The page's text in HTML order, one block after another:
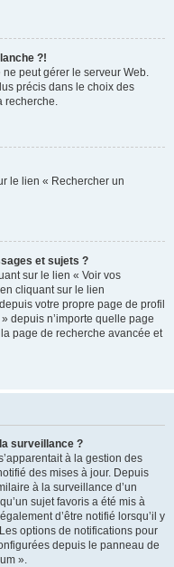
?!
peut gérer le serveur Web.
précis dans le choix des
recherche.
le lien « Rechercher un
et sujets ?
sur le lien « Voir vos
cliquant sur le lien
votre propre page de profil
depuis n’importe quelle page
page de recherche avancée et
surveillance ?
à la gestion des
des mises à jour. Depuis
à la surveillance d’un
sujet favoris a été mis à
d’être notifié lorsqu’il y
options de notifications pour
depuis le panneau de
».